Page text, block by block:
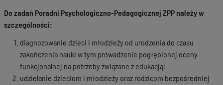
Do zadań Poradni Psychologiczno-Pedagogicznej ZPP należy w
szczególności:
diagnozowanie dzieci i młodzieży od urodzenia do czasu
zakończenia nauki w tym prowadzenie pogłębionej oceny
funkcjonalnej na potrzeby związane z edukacją;
udzielanie dzieciom i młodzieży oraz rodzicom bezpośredniej